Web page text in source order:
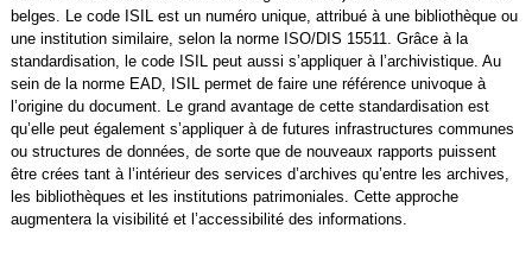
belges. Le code ISIL est un numéro unique, attribué à une bibliothèque ou
une institution similaire, selon la norme ISO/DIS 15511. Grâce à la
standardisation, le code ISIL peut aussi s’appliquer à l’archivistique. Au
sein de la norme EAD, ISIL permet de faire une référence univoque à
l’origine du document. Le grand avantage de cette standardisation est
qu’elle peut également s’appliquer à de futures infrastructures communes
ou structures de données, de sorte que de nouveaux rapports puissent
être crées tant à l’intérieur des services d’archives qu’entre les archives,
les bibliothèques et les institutions patrimoniales. Cette approche
augmentera la visibilité et l’accessibilité des informations.